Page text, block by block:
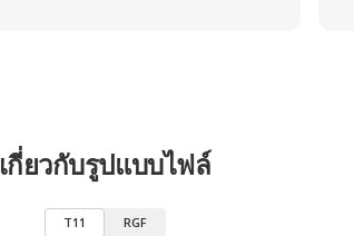
เกี่ยวกับรูปแบบไฟล์
T11 RGF